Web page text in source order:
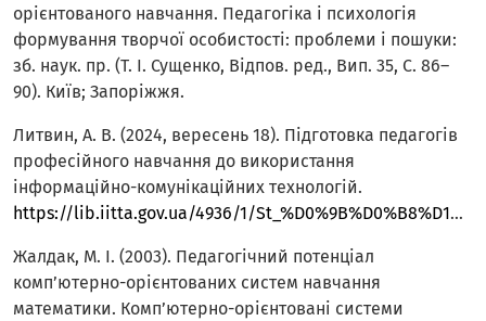
орієнтованого навчання. Педагогіка і психологія
формування творчої особистості: проблеми і пошуки:
зб. наук. пр. (Т. І. Сущенко, Відпов. ред., Вип. 35, С. 86–
90). Київ; Запоріжжя.
Литвин, А. В. (2024, вересень 18). Підготовка педагогів
професійного навчання до використання
інформаційно-комунікаційних технологій.
https://lib.iitta.gov.ua/4936/1/St_%D0%9B%D0%B8%D1%82%D0%B2%D0%B8%D0%BD_%D0%9F%D1%96%D0%B4%D0%B3%D0%BE%D1%82%D0%BE%D0%B2%D0%BA%D0%B0_%D0%BF%D0%B5%D0%B4%D0%B0%D0%B3_%D0%B4%D0%BE__%D0%86%D0%9A%D0%A2.pdf
Жалдак, М. І. (2003). Педагогічний потенціал
комп’ютерно-орієнтованих систем навчання
математики. Комп’ютерно-орієнтовані системи